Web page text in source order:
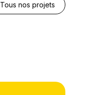
Tous nos projets